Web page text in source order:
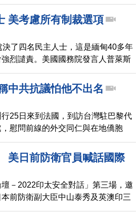
在國會引發迴響，台下議員、外國
美考慮所有制裁選項
了四名民主人士，這是緬甸40多年
烈譴責。美國國務院發言人普萊斯
常」，將考慮採取所有選項的制裁
中共抗議怕他不出名
25日來到法國，到訪台灣駐巴黎代
慰問前線的外交同仁與在地僑胞
凡爾賽宮內的「參議院」，與「國
接受中央社採訪表示，從他上任
立法院，還邀請台灣議員回訪法國。
堃也笑回「中共很怕我在國際上不
美日前防衛官員喊話國際
－2022印太安全對話」第三場，邀
前防衛副大臣中山泰秀及英澳印三
秩序的衝擊與因應，並由澳洲前國